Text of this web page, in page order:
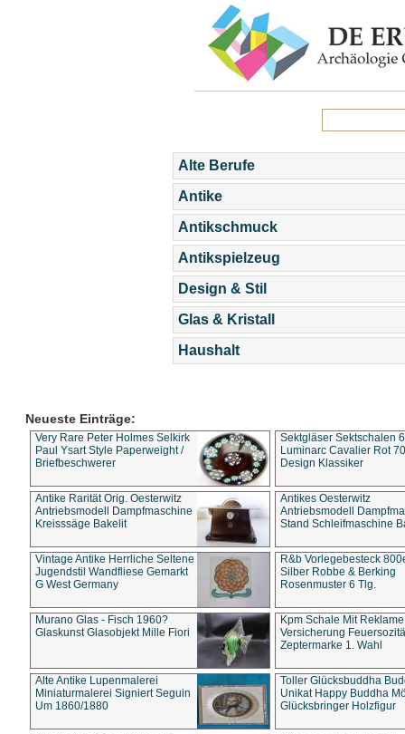
Alte Berufe
Antike
Antikschmuck
Antikspielzeug
Design & Stil
Glas & Kristall
Haushalt
Neueste Einträge:
Very Rare Peter Holmes Selkirk
Paul Ysart Style Paperweight /
Briefbeschwerer
Sektgläser Sektschalen
Luminarc Cavalier Rot
Design Klassiker
Antike Rarität Orig. Oesterwitz
Antriebsmodell Dampfmaschine
Kreisssäge Bakelit
Antikes Oesterwitz
Antriebsmodell
Stand Schleifmaschine
Vintage Antike Herrliche Seltene
Jugendstil Wandfliese Gemarkt
G West Germany
R&b Vorlegebesteck
Silber Robbe & Berking
Rosenmuster 6 Tlg.
Murano Glas - Fisch 1960?
Glaskunst Glasobjekt Mille Fiori
Kpm Schale Mit Reklame
Versicherung
Zeptermarke 1. Wahl
Alte Antike Lupenmalerei
Miniaturmalerei Signiert Seguin
Um 1860/1880
Toller Glücksbuddha
Unikat Happy Buddha
Glücksbringer Holzfigur